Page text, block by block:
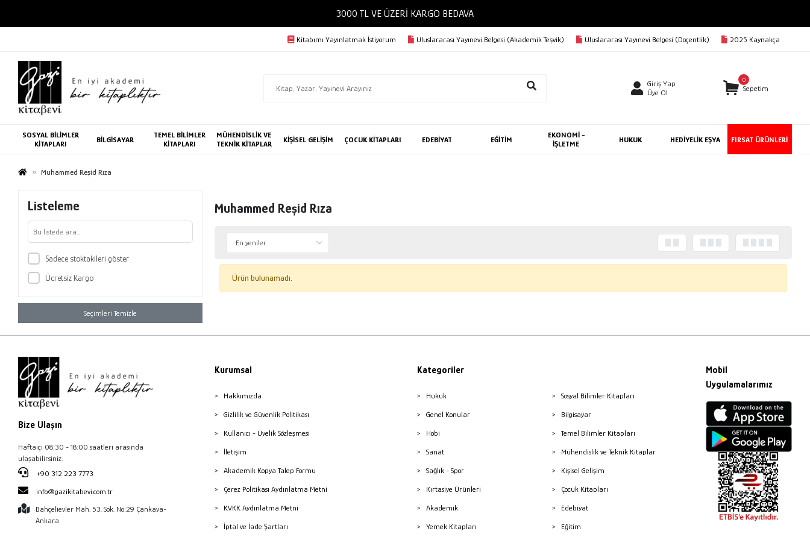
3000 TL VE ÜZERİ KARGO BEDAVA
Kitabımı Yayınlatmak İstiyorum Uluslararası Yayınevi Belgesi (Akademik Teşvik) Uluslararası Yayınevi Belgesi (Doçentlik) 2025 Kaynakça
Giriş Yap
Üye Ol
0
Sepetim
SOSYAL BİLİMLER
KİTAPLARI
BİLGİSAYAR
TEMEL BİLİMLER
KİTAPLARI
MÜHENDİSLİK VE
TEKNİK KİTAPLAR
KİŞİSEL GELİŞİM ÇOCUK KİTAPLARI EDEBİYAT EĞİTİM
EKONOMİ -
İŞLETME
HUKUK HEDİYELİK EŞYA FIRSAT ÜRÜNLERİ
Muhammed Reşid Rıza
Listeleme
Sadece stoktakileri göster
Ücretsiz Kargo
Seçimleri Temizle
Muhammed Reşid Rıza
Ürün bulunamadı.
Bize Ulaşın
Haftaiçi 08:30 - 18:00 saatleri arasında
ulaşabilirsiniz.
+90 312 223 7773
info@gazikitabevi.com.tr
Bahçelievler Mah. 53. Sok. No:29 Çankaya-
Ankara
Kurumsal
Hakkımızda
Gizlilik ve Güvenlik Politikası
Kullanıcı - Üyelik Sözleşmesi
İletişim
Akademik Kopya Talep Formu
Çerez Politikası Aydınlatma Metni
KVKK Aydınlatma Metni
İptal ve İade Şartları
Kategoriler
Hukuk
Genel Konular
Hobi
Sanat
Sağlık - Spor
Kırtasiye Ürünleri
Akademik
Yemek Kitapları
Sosyal Bilimler Kitapları
Bilgisayar
Temel Bilimler Kitapları
Mühendislik ve Teknik Kitaplar
Kişisel Gelişim
Çocuk Kitapları
Edebiyat
Eğitim
Mobil
Uygulamalarımız